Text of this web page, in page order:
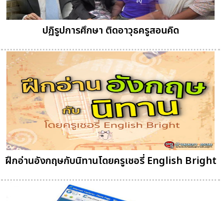
ปฏิรูปการศึกษา ติดอาวุธครูสอนคิด
ฝึกอ่านอังกฤษกับนิทานโดยครูเชอรี่ English Bright